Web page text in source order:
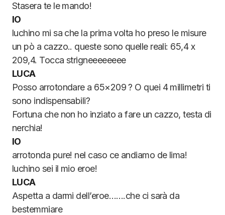
Stasera te le mando!
IO
luchino mi sa che la prima volta ho preso le misure
un pò a cazzo.. queste sono quelle reali: 65,4 x
209,4. Tocca strigneeeeeeee
LUCA
Posso arrotondare a 65×209 ? O quei 4 millimetri ti
sono indispensabili?
Fortuna che non ho inziato a fare un cazzo, testa di
nerchia!
IO
arrotonda pure! nel caso ce andiamo de lima!
luchino sei il mio eroe!
LUCA
Aspetta a darmi dell’eroe…….che ci sarà da
bestemmiare